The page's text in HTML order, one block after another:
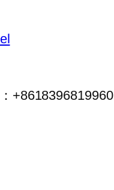
+8618396819960